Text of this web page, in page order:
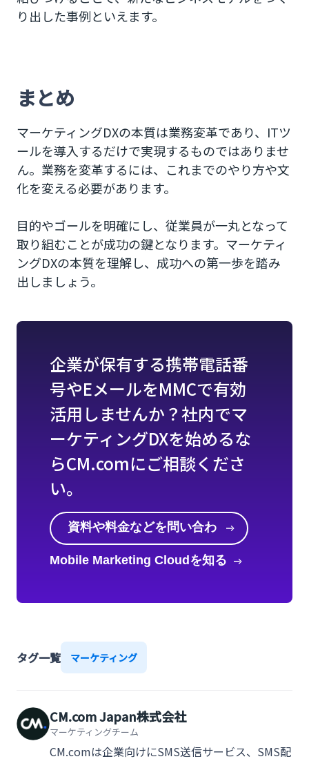
り出した事例といえます。
まとめ
マーケティングDXの本質は業務変革であり、ITツ
ールを導入するだけで実現するものではありませ
ん。業務を変革するには、これまでのやり方や文
化を変える必要があります。
目的やゴールを明確にし、従業員が一丸となって
取り組むことが成功の鍵となります。マーケティ
ングDXの本質を理解し、成功への第一歩を踏み
出しましょう。
企業が保有する携帯電話番
号やEメールをMMCで有効
活用しませんか？社内でマ
ーケティングDXを始めるな
らCM.comにご相談くださ
い。
資料や料金などを問い合わ
せる
Mobile Marketing Cloudを知る
タグ一覧 マーケティング
CM.com Japan株式会社
マーケティングチーム
CM.comは企業向けにSMS送信サービス、SMS配